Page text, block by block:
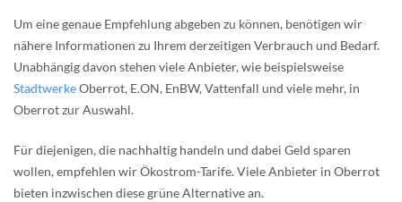
Um eine genaue Empfehlung abgeben zu können, benötigen wir
nähere Informationen zu Ihrem derzeitigen Verbrauch und Bedarf.
Unabhängig davon stehen viele Anbieter, wie beispielsweise
StadtwerkeOberrot, E.ON, EnBW, Vattenfall und viele mehr, in
Oberrot zur Auswahl.
Für diejenigen, die nachhaltig handeln und dabei Geld sparen
wollen, empfehlen wir Ökostrom-Tarife. Viele Anbieter in Oberrot
bieten inzwischen diese grüne Alternative an.